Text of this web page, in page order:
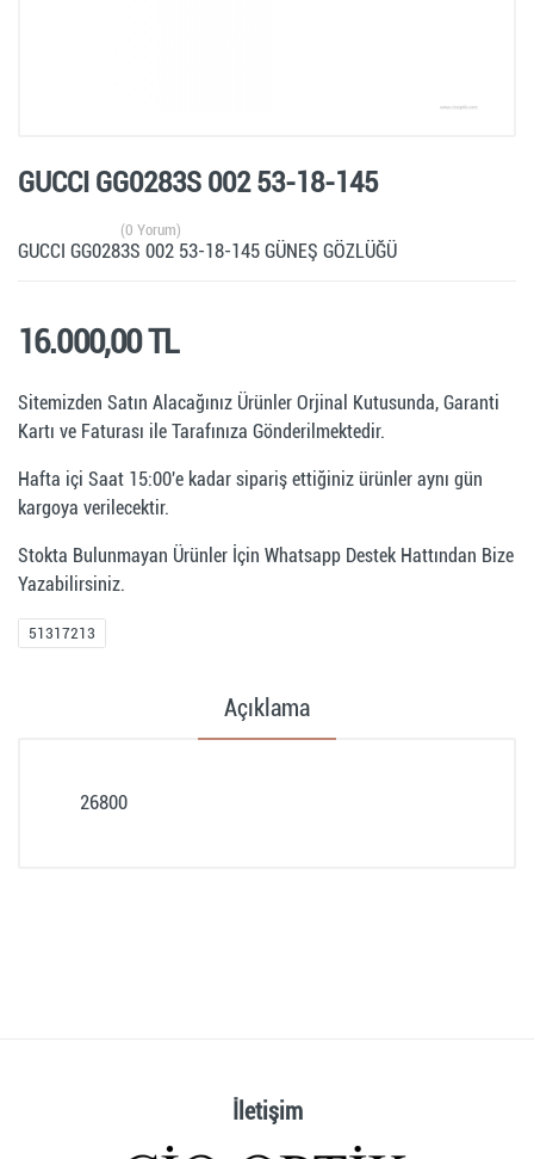
GUCCI GG0283S 002 53-18-145
(0 Yorum)
GUCCI GG0283S 002 53-18-145 GÜNEŞ GÖZLÜĞÜ
16.000,00 TL
Sitemizden Satın Alacağınız Ürünler Orjinal Kutusunda, Garanti
Kartı ve Faturası ile Tarafınıza Gönderilmektedir.
Hafta içi Saat 15:00'e kadar sipariş ettiğiniz ürünler aynı gün
kargoya verilecektir.
Stokta Bulunmayan Ürünler İçin Whatsapp Destek Hattından Bize
Yazabilirsiniz.
51317213
Açıklama
26800
İletişim